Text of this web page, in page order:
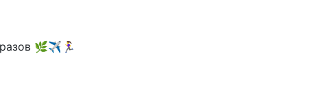
🌿✈️🏃‍♀️